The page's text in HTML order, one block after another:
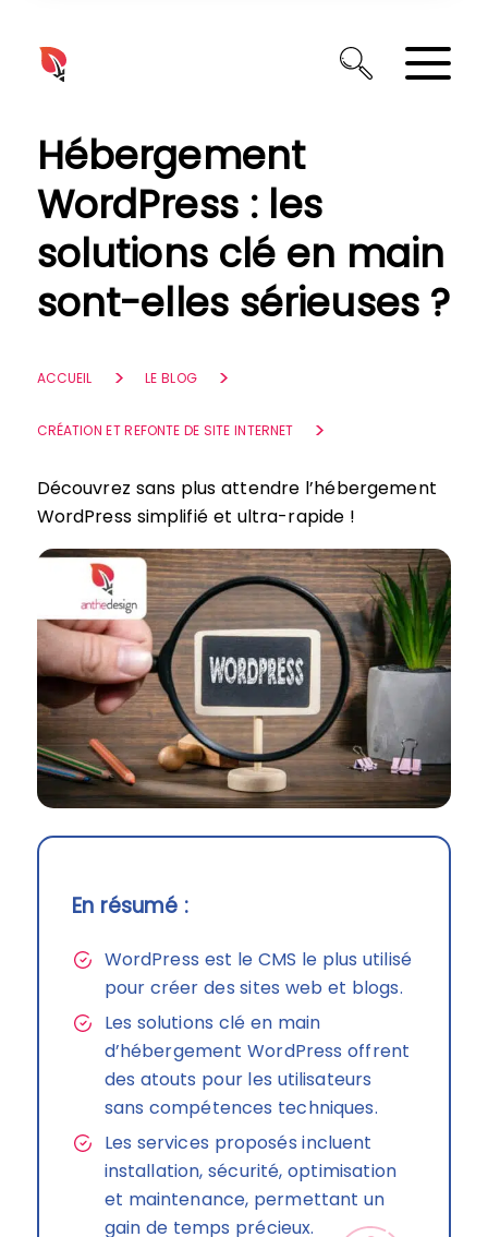
Hébergement
WordPress : les
solutions clé en main
sont-elles sérieuses ?
ACCUEIL LE BLOG
CRÉATION ET REFONTE DE SITE INTERNET
Découvrez sans plus attendre l’hébergement
WordPress simplifié et ultra-rapide !
En résumé :
WordPress est le CMS le plus utilisé
pour créer des sites web et blogs.
Les solutions clé en main
d’hébergement WordPress offrent
des atouts pour les utilisateurs
sans compétences techniques.
Les services proposés incluent
installation, sécurité, optimisation
et maintenance, permettant un
gain de temps précieux.